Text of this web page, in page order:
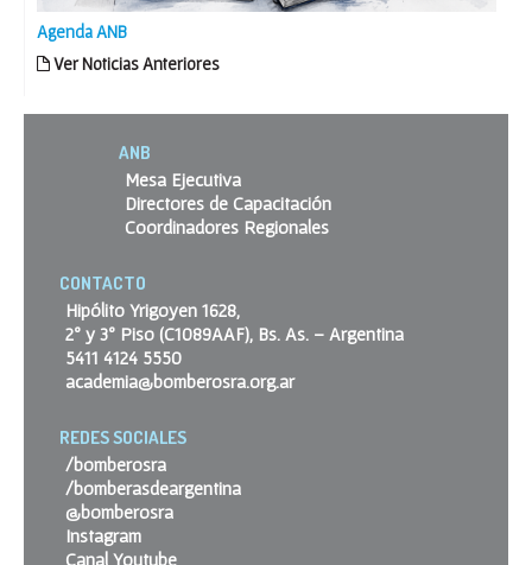
Agenda ANB
Ver Noticias Anteriores
ANB
Mesa Ejecutiva
Directores de Capacitación
Coordinadores Regionales
CONTACTO
Hipólito Yrigoyen 1628,
2º y 3º Piso (C1089AAF), Bs. As. – Argentina
5411 4124 5550
academia@bomberosra.org.ar
REDES SOCIALES
/bomberosra
/bomberasdeargentina
@bomberosra
Instagram
Canal Youtube